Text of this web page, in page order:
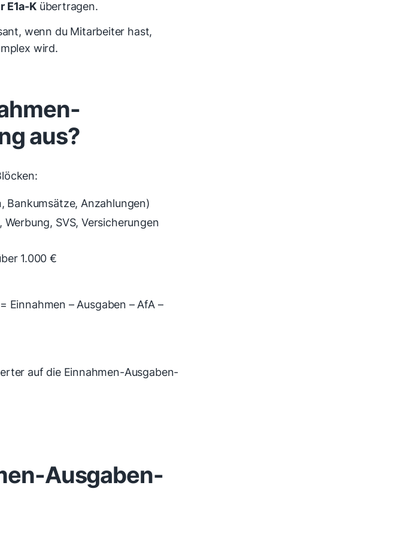
E1a-Kübertragen.
wenn du Mitarbeiter hast,
wird.
aus?
Bankumsätze, Anzahlungen)
SVS, Versicherungen
1.000 €
Einnahmen – Ausgaben – AfA –
auf die Einnahmen-Ausgaben-
Ausgaben-